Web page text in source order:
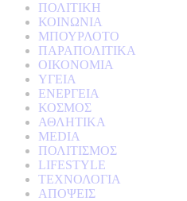
ΠΟΛΙΤΙΚΗ
ΚΟΙΝΩΝΙΑ
ΜΠΟΥΡΛΟΤΟ
ΠΑΡΑΠΟΛΙΤΙΚΑ
ΟΙΚΟΝΟΜΙΑ
ΥΓΕΙΑ
ΕΝΕΡΓΕΙΑ
ΚΟΣΜΟΣ
ΑΘΛΗΤΙΚΑ
MEDIA
ΠΟΛΙΤΙΣΜΟΣ
LIFESTYLE
ΤΕΧΝΟΛΟΓΙΑ
ΑΠΟΨΕΙΣ